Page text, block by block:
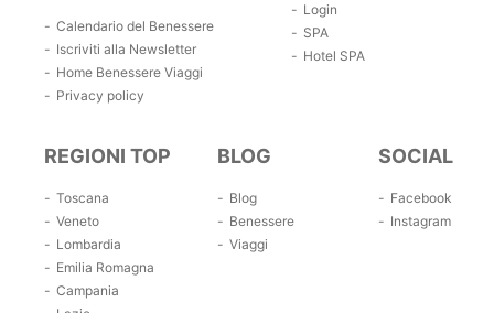
Calendario del Benessere
Iscriviti alla Newsletter
Home Benessere Viaggi
Privacy policy
Login
SPA
Hotel SPA
REGIONI TOP
Toscana
Veneto
Lombardia
Emilia Romagna
Campania
BLOG
Blog
Benessere
Viaggi
SOCIAL
Facebook
Instagram